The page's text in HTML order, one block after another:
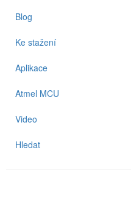
Blog
Ke stažení
Aplikace
Atmel MCU
Video
Hledat